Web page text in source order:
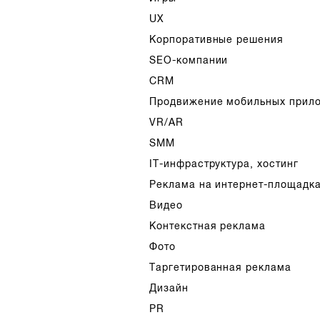
UX
Корпоративные решения
SEO-компании
CRM
Продвижение мобильных
VR/AR
SMM
IT-инфраструктура, хостинг
Реклама на интернет-
Видео
Контекстная реклама
Фото
Таргетированная реклама
Дизайн
PR